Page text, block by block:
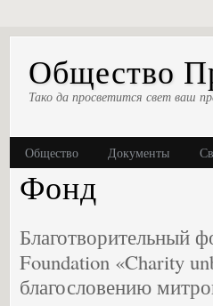
Общество
Тако да просветится свет ваш
Общество Документы
Фонд
Благотворительный
Foundation «Charity
благословению